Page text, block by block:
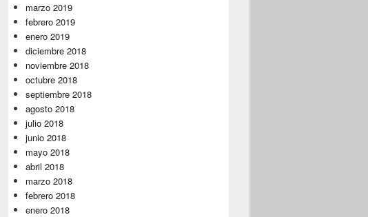
marzo 2019
febrero 2019
enero 2019
diciembre 2018
noviembre 2018
octubre 2018
septiembre 2018
agosto 2018
julio 2018
junio 2018
mayo 2018
abril 2018
marzo 2018
febrero 2018
enero 2018